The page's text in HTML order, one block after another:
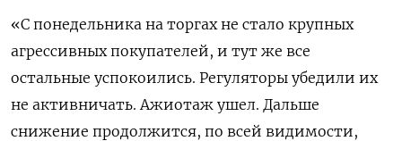
«С понедельника на торгах не стало крупных
агрессивных покупателей, и тут же все
остальные успокоились. Регуляторы убедили их
не активничать. Ажиотаж ушел. Дальше
снижение продолжится, по всей видимости,